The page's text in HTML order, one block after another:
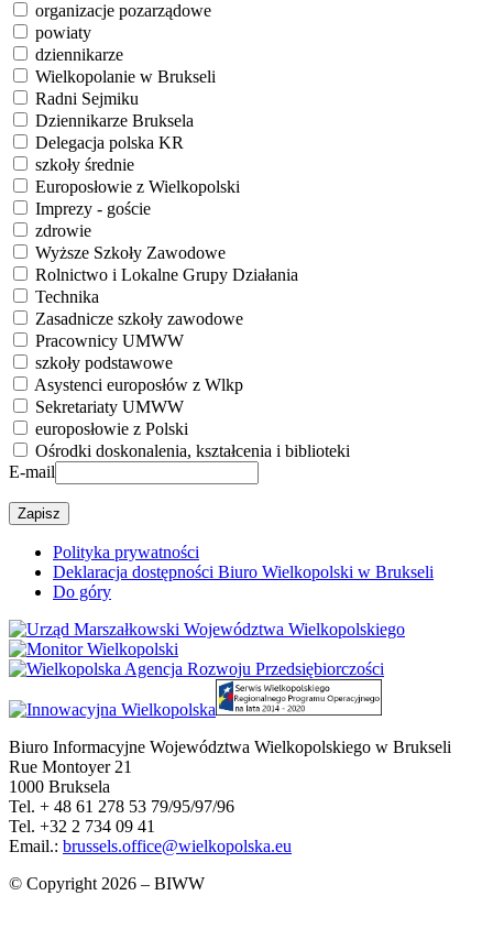
organizacje pozarządowe
powiaty
dziennikarze
Wielkopolanie w Brukseli
Radni Sejmiku
Dziennikarze Bruksela
Delegacja polska KR
szkoły średnie
Europosłowie z Wielkopolski
Imprezy - goście
zdrowie
Wyższe Szkoły Zawodowe
Rolnictwo i Lokalne Grupy Działania
Technika
Zasadnicze szkoły zawodowe
Pracownicy UMWW
szkoły podstawowe
Asystenci europosłów z Wlkp
Sekretariaty UMWW
europosłowie z Polski
Ośrodki doskonalenia, kształcenia i biblioteki
E-mail
Polityka prywatności
Deklaracja dostępności Biuro Wielkopolski w Brukseli
Do góry
Biuro Informacyjne Województwa Wielkopolskiego w Brukseli
Rue Montoyer 21
1000 Bruksela
Tel. + 48 61 278 53 79/95/97/96
Tel. +32 2 734 09 41
Email.: brussels.office@wielkopolska.eu
© Copyright 2026 – BIWW